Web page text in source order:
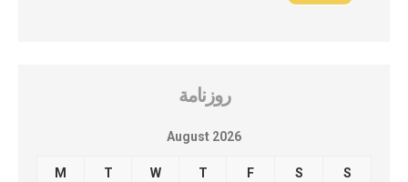
روزنامة
August 2026
M T W T F S S